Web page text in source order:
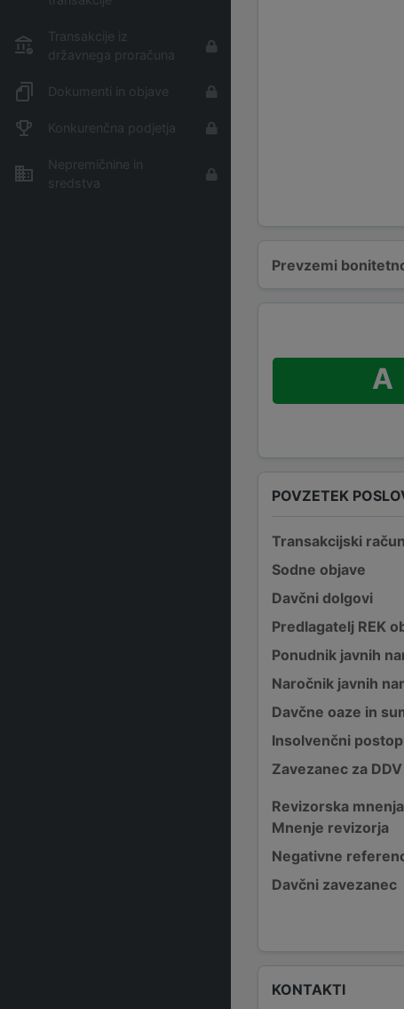
Transakcije iz
državnega proračuna
Dokumenti in objave
Konkurenčna podjetja
Nepremičnine in
sredstva
Prevzemi
A
POVZETEK
Transakcijski
Sodne objave
Davčni dolgovi
Predlagatelj REK
Ponudnik javnih
Naročnik javnih
Davčne oaze in
Insolvenčni
Zavezanec za DDV
Revizorska
Mnenje revizorja
Negativne
Davčni zavezanec
KONTAKTI